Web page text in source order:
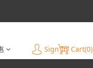
Sign In Cart(0)